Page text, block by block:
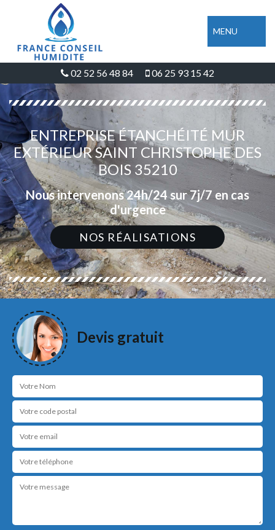
MENU
02 52 56 48 84 06 25 93 15 42
ENTREPRISE ÉTANCHÉITÉ MUR
EXTÉRIEUR SAINT CHRISTOPHE DES
BOIS 35210
Nous intervenons 24h/24 sur 7j/7 en cas
d'urgence
NOS RÉALISATIONS
Devis gratuit